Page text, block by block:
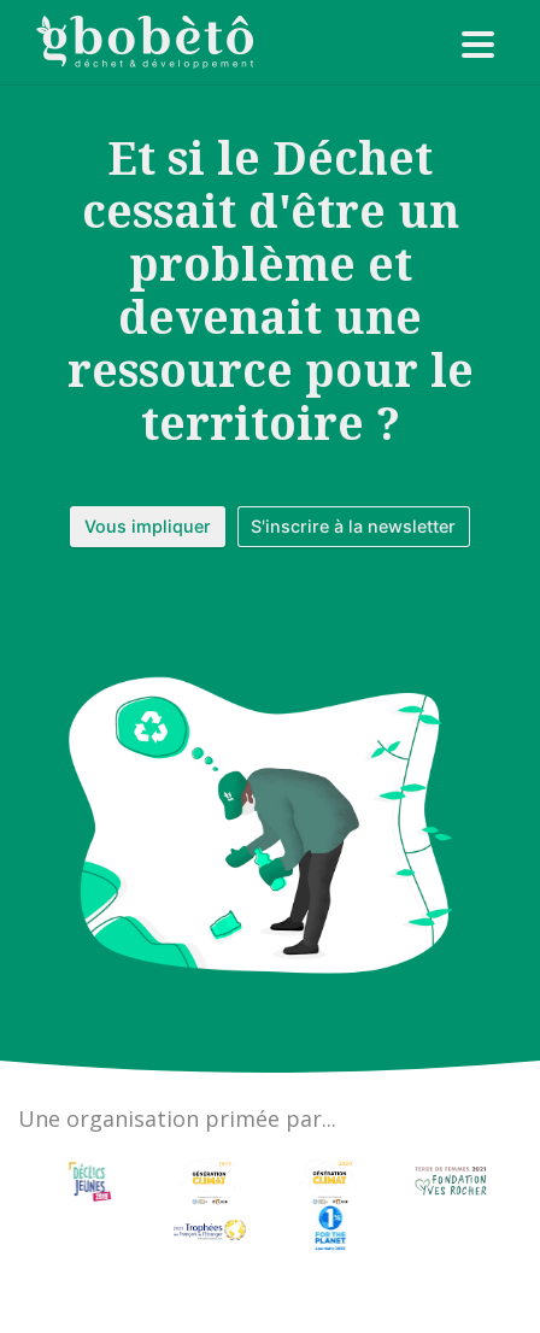
Et si le Déchet
cessait d'être un
problème et
devenait une
ressource pour le
territoire ?
Vous impliquer S'inscrire à la newsletter
Une organisation primée par...